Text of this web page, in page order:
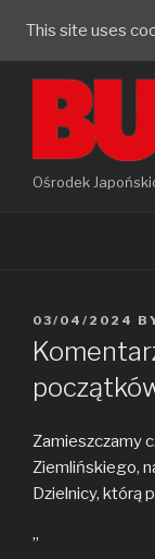
content
Ośrodek
POSTED
ON
03/04/2024
Zamieszczamy
Ziemlińskiego,
Dzielnicy, którą
”
This site uses